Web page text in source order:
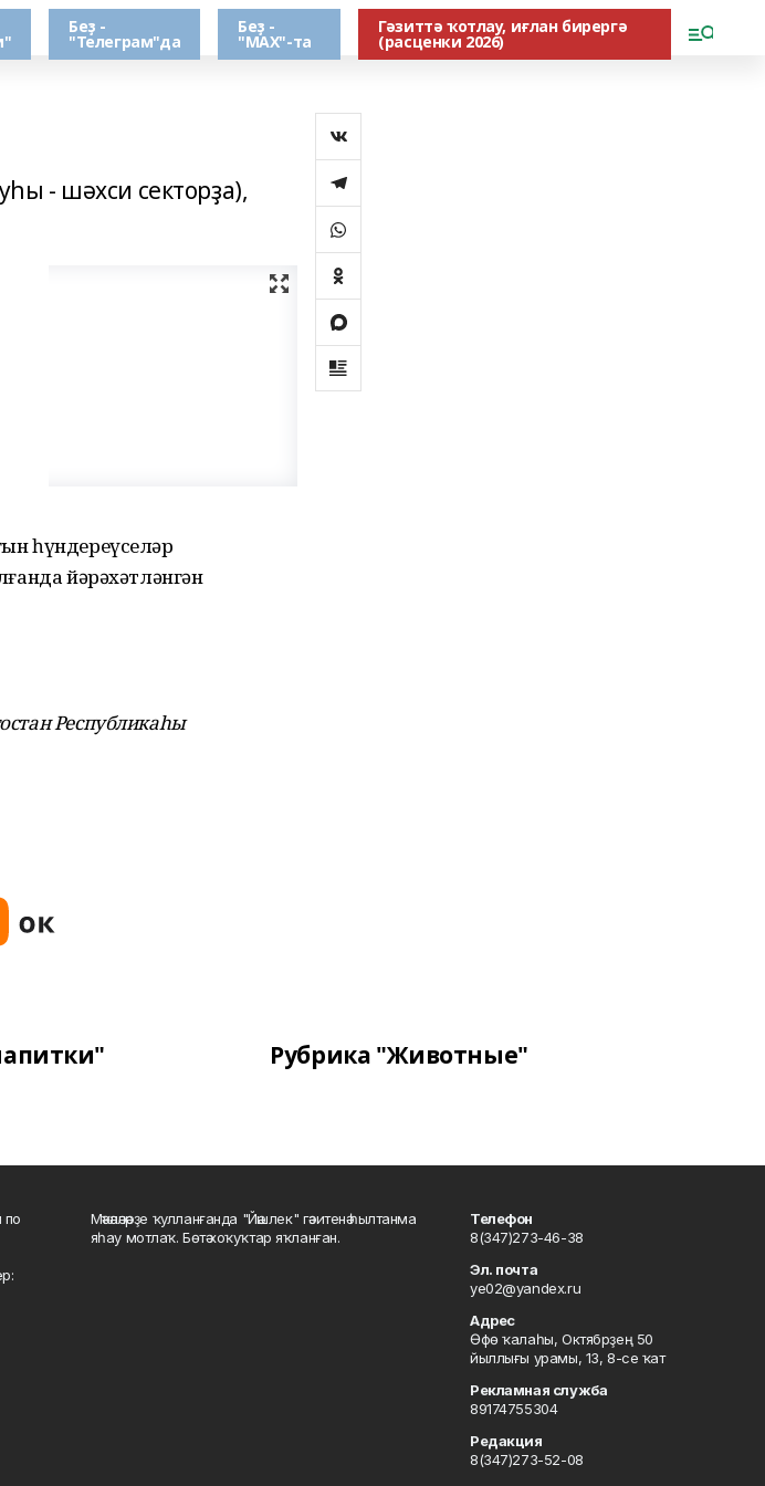
Беҙ -
"Телеграм"да
Беҙ -
"МАХ"-та
Гәзиттә ҡотлау, иғлан бирергә
(расценки 2026)
- шәхси секторҙа),
һүндереүселәр
йәрәхәтләнгән
Республикаһы
Рубрика "Животные"
по
Мәҡәләләрҙе ҡулланғанда "Йәшлек" гәзитенә һылтанма
яһау мотлаҡ. Бөтә хоҡуҡтар яҡланған.
Телефон
8(347)273-46-38
Эл. почта
ye02@yandex.ru
Адрес
Өфө ҡалаһы, Октябрҙең 50
йыллығы урамы, 13, 8-се ҡат
Рекламная служба
89174755304
Редакция
8(347)273-52-08